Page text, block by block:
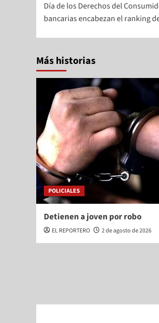
Día de los Derechos del
bancarias encabezan el ranking
Más historias
POLICIALES
Detienen a joven por robo
EL REPORTERO 2 de agosto de 2026